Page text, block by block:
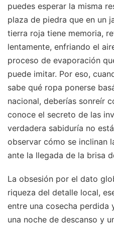
puedes esperar la misma
plaza de piedra que en un
tierra roja tiene memoria,
lentamente, enfriando el
proceso de evaporación
puede imitar. Por eso,
sabe qué ropa ponerse
nacional, deberías sonreír
conoce el secreto de las
verdadera sabiduría no
observar cómo se inclinan
ante la llegada de la brisa
La obsesión por el dato
riqueza del detalle local,
entre una cosecha
una noche de descanso y